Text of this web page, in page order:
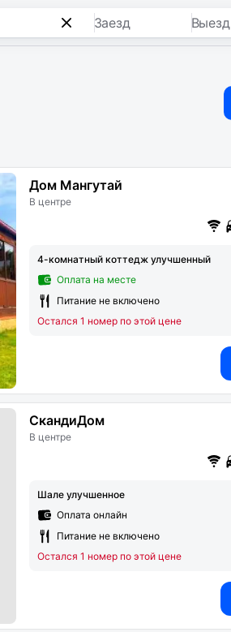
Заезд Выезд
Дом Мангутай
В центре
4-комнатный коттедж улучшенный
Оплата на месте
Питание не включено
Остался 1 номер по этой цене
СкандиДом
В центре
Шале улучшенное
Оплата онлайн
Питание не включено
Остался 1 номер по этой цене